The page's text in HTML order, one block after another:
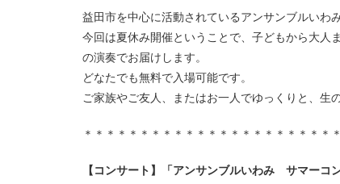
益田市を中心に活動されているアンサンブルいわ
今回は夏休み開催ということで、子どもから大人
の演奏でお届けします。
どなたでも無料で入場可能です。
ご家族やご友人、またはお一人でゆっくりと、生
＊＊＊＊＊＊＊＊＊＊＊＊＊＊＊＊＊＊＊＊＊＊
【コンサート】「アンサンブルいわみ サマーコ